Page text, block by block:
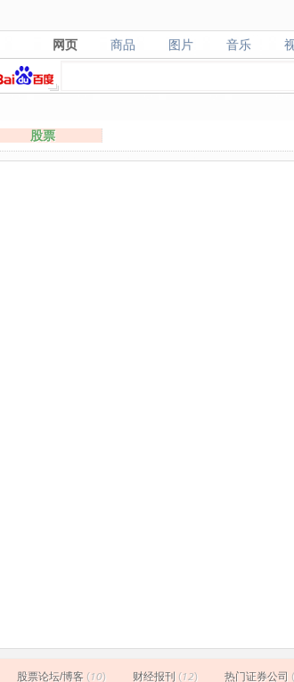
网页
网页 商品
商品 图片
图片 音乐
音乐
股票
股票论坛/博客 (10) 财经报刊 (12) 热门证券公司